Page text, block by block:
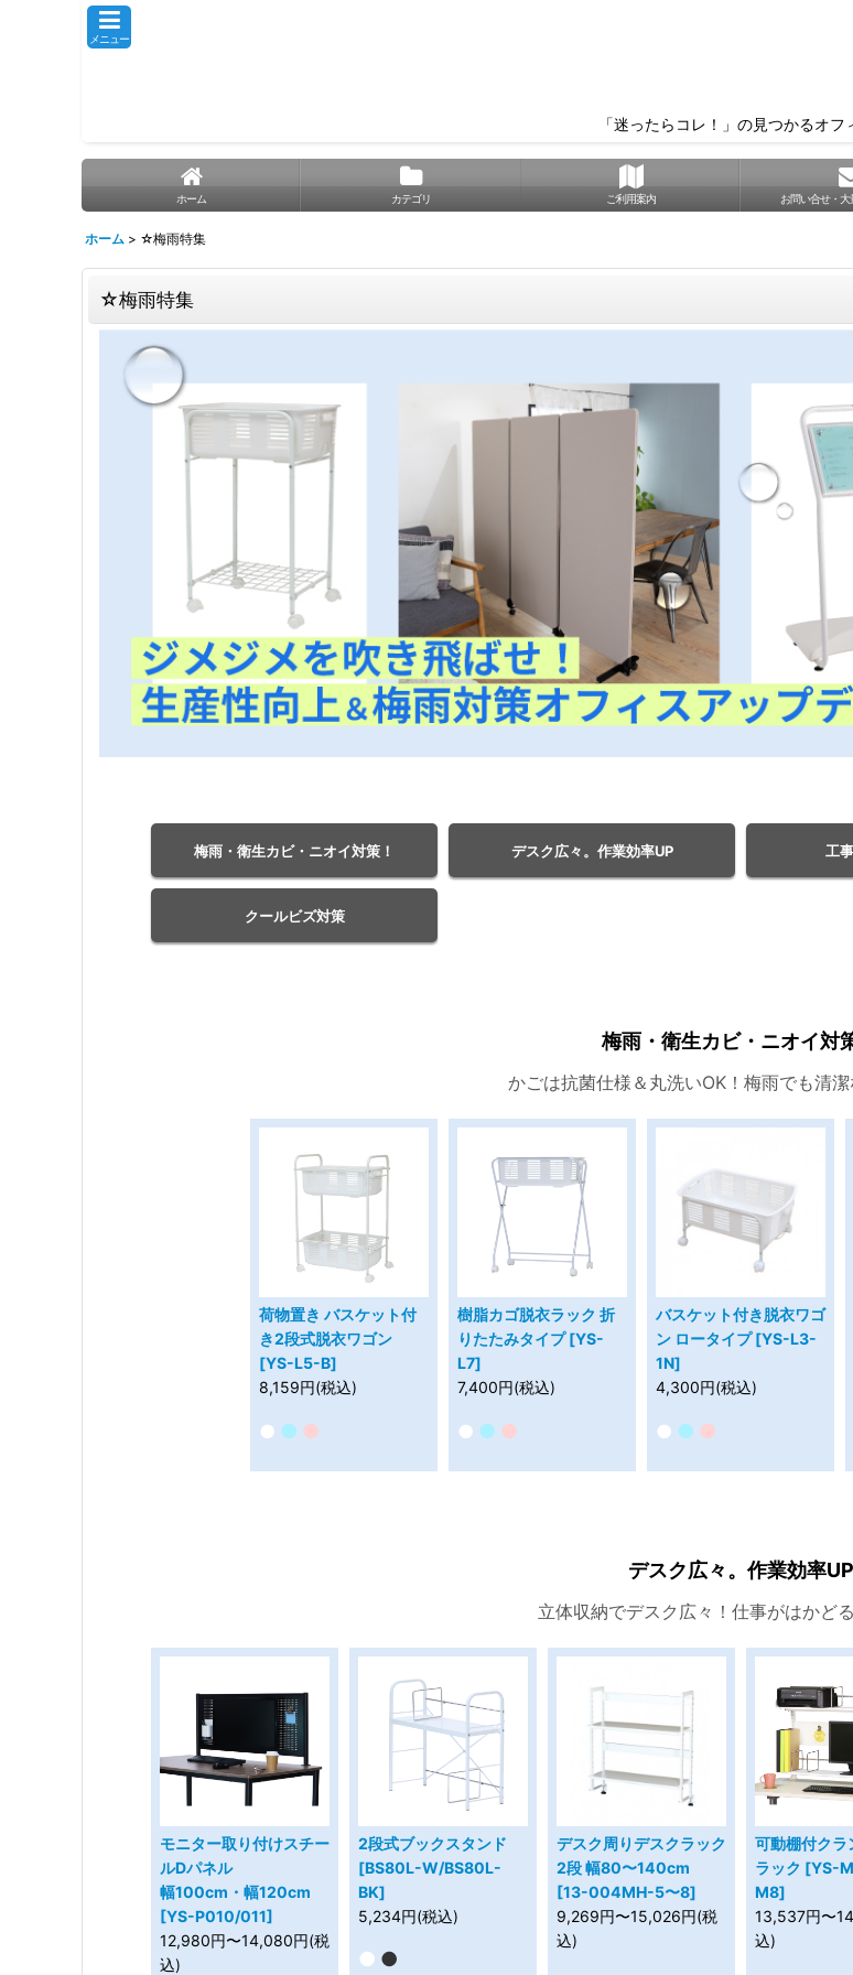
メニュー
「迷ったらコレ！」の見つかるオフ
ホーム カテゴリ ご利用案内 お問い合せ・
ホーム > ☆梅雨特集
☆梅雨特集
梅雨・衛生カビ・ニオイ対策！ デスク広々。作業効率UP 工
クールビズ対策
梅雨・衛生カビ・ニオイ対
かごは抗菌仕様＆丸洗いOK！梅雨でも清潔
荷物置き バスケット付
き2段式脱衣ワゴン
[YS-L5-B]
8,159円(税込)
● ● ●
樹脂カゴ脱衣ラック 折
りたたみタイプ [YS-
L7]
7,400円(税込)
● ● ●
バスケット付き脱衣ワゴ
ン ロータイプ [YS-L3-
1N]
4,300円(税込)
● ● ●
デスク広々。作業効率UP
立体収納でデスク広々！仕事がはかどる
モニター取り付けスチー
ルDパネル
幅100cm・幅120cm
[YS-P010/011]
12,980円〜14,080円(税
込)
2段式ブックスタンド
[BS80L-W/BS80L-
BK]
5,234円(税込)
● ●
デスク周りデスクラック
2段 幅80〜140cm
[13-004MH-5〜8]
9,269円〜15,026円(税
込)
可動棚付クラ
ラック [YS-
M8]
13,537円〜
込)